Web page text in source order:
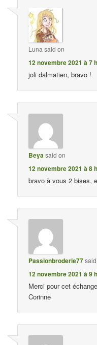
Luna said on
12 novembre 2021 à 7
joli dalmatien, bravo !
Beya said on
12 novembre 2021 à 8
bravo à vous 2 bises,
Passionbroderie77
12 novembre 2021 à 9
Merci pour cet
Corinne